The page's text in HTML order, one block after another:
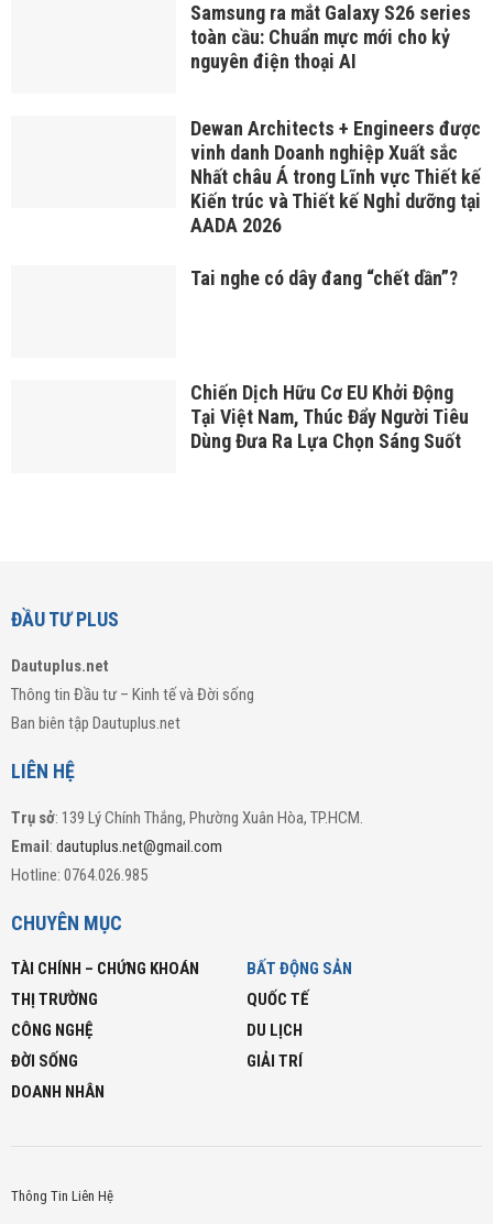
Samsung ra mắt Galaxy S26 series
toàn cầu: Chuẩn mực mới cho kỷ
nguyên điện thoại AI
Dewan Architects + Engineers được
vinh danh Doanh nghiệp Xuất sắc
Nhất châu Á trong Lĩnh vực Thiết kế
Kiến trúc và Thiết kế Nghỉ dưỡng tại
AADA 2026
Tai nghe có dây đang “chết dần”?
Chiến Dịch Hữu Cơ EU Khởi Động
Tại Việt Nam, Thúc Đẩy Người Tiêu
Dùng Đưa Ra Lựa Chọn Sáng Suốt
ĐẦU TƯ PLUS
Dautuplus.net
Thông tin Đầu tư – Kinh tế và Đời sống
Ban biên tập Dautuplus.net
LIÊN HỆ
Trụ sở: 139 Lý Chính Thắng, Phường Xuân Hòa, TP.HCM.
Email: dautuplus.net@gmail.com
Hotline: 0764.026.985
CHUYÊN MỤC
TÀI CHÍNH – CHỨNG KHOÁN
BẤT ĐỘNG SẢN
THỊ TRƯỜNG
QUỐC TẾ
CÔNG NGHỆ
DU LỊCH
ĐỜI SỐNG
GIẢI TRÍ
DOANH NHÂN
Thông Tin Liên Hệ